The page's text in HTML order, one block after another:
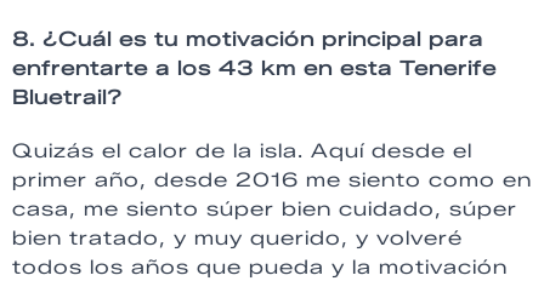
8. ¿Cuál es tu motivación principal para
enfrentarte a los 43 km en esta Tenerife
Bluetrail?
Quizás el calor de la isla. Aquí desde el
primer año, desde 2016 me siento como en
casa, me siento súper bien cuidado, súper
bien tratado, y muy querido, y volveré
todos los años que pueda y la motivación